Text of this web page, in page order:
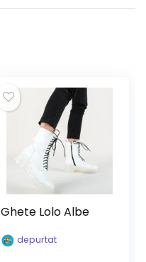
Ghete Lolo Albe
depurtat